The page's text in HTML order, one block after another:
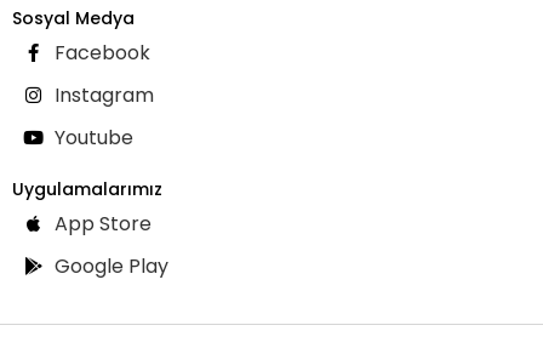
Sosyal Medya
Facebook
Instagram
Youtube
Uygulamalarımız
App Store
Google Play